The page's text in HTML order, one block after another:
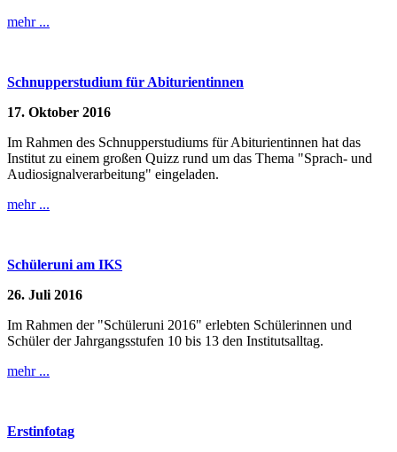
mehr ...
Schnupperstudium für Abiturientinnen
17. Oktober 2016
Im Rahmen des Schnupperstudiums für Abiturientinnen hat das
Institut zu einem großen Quizz rund um das Thema "Sprach- und
Audiosignalverarbeitung" eingeladen.
mehr ...
Schüleruni am IKS
26. Juli 2016
Im Rahmen der "Schüleruni 2016" erlebten Schülerinnen und
Schüler der Jahrgangsstufen 10 bis 13 den Institutsalltag.
mehr ...
Erstinfotag